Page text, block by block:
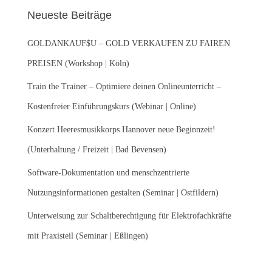
n
a
c
:
Neueste Beiträge
GOLDANKAUF$U – GOLD VERKAUFEN ZU FAIREN
PREISEN (Workshop | Köln)
Train the Trainer – Optimiere deinen Onlineunterricht –
Kostenfreier Einführungskurs (Webinar | Online)
Konzert Heeresmusikkorps Hannover neue Beginnzeit!
(Unterhaltung / Freizeit | Bad Bevensen)
Software-Dokumentation und menschzentrierte
Nutzungsinformationen gestalten (Seminar | Ostfildern)
Unterweisung zur Schaltberechtigung für Elektrofachkräfte
mit Praxisteil (Seminar | Eßlingen)